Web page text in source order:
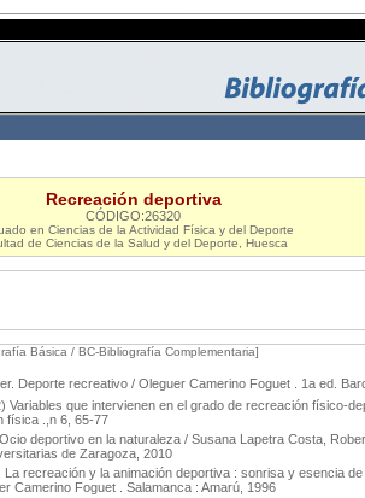
Recreación deportiva
CÓDIGO:26320
en Ciencias de la Actividad Física y del Deporte
de Ciencias de la Salud y del Deporte, Huesca
Básica / BC-Bibliografía Complementaria]
Deporte recreativo / Oleguer Camerino Foguet . 1a ed.
Variables que intervienen en el grado de recreación físico-
física .,n 6, 65-77
deportivo en la naturaleza / Susana Lapetra Costa,
de Zaragoza, 2010
La recreación y la animación deportiva : sonrisa y esencia
Camerino Foguet . Salamanca : Amarú, 1996